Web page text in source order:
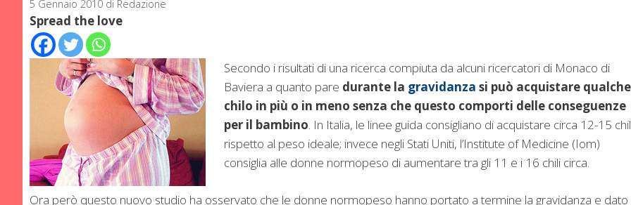
5 Gennaio 2010 di Redazione
Spread the love
Secondo i risultati di una ricerca compiuta da alcuni ricercatori di Monaco di
Baviera a quanto pare durante la gravidanza si può acquistare qualche
chilo in più o in meno senza che questo comporti delle conseguenze
per il bambino. In Italia, le linee guida consigliano di acquistare circa 12-15
rispetto al peso ideale; invece negli Stati Uniti, l’Institute of Medicine (Iom)
consiglia alle donne normopeso di aumentare tra gli 11 e i 16 chili circa.
Ora però questo nuovo studio ha osservato che le donne normopeso hanno portato a termine la gravidanza e dato